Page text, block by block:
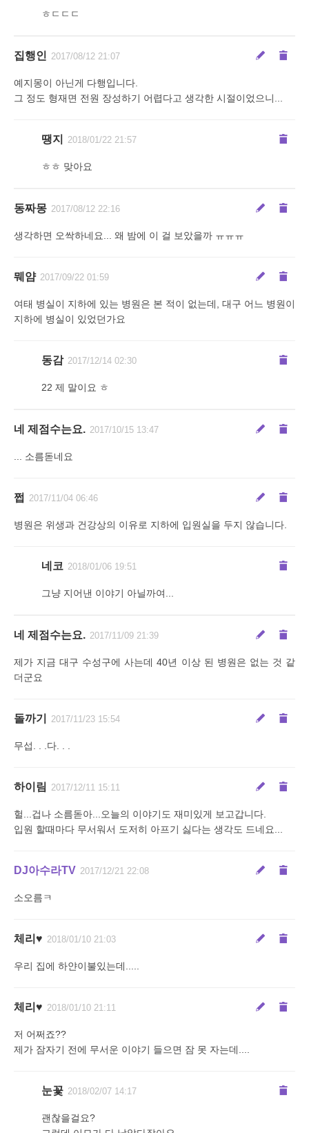
ㅎㄷㄷㄷ
집행인 2017/08/12 21:07
예지몽이 아닌게 다행입니다.
그 정도 형재면 전원 장성하기 어렵다고 생각한 시절이었으니...
땡지 2018/01/22 21:57
ㅎㅎ 맞아요
동짜몽 2017/08/12 22:16
생각하면 오싹하네요... 왜 밤에 이 걸 보았을까 ㅠㅠㅠ
뭬얌 2017/09/22 01:59
여태 병실이 지하에 있는 병원은 본 적이 없는데, 대구 어느 병원이
지하에 병실이 있었던가요
동감 2017/12/14 02:30
22 제 말이요 ㅎ
네 제점수는요. 2017/10/15 13:47
... 소름돋네요
쩝 2017/11/04 06:46
병원은 위생과 건강상의 이유로 지하에 입원실을 두지 않습니다.
네코 2018/01/06 19:51
그냥 지어낸 이야기 아닐까여...
네 제점수는요. 2017/11/09 21:39
제가 지금 대구 수성구에 사는데 40년 이상 된 병원은 없는 것 같
더군요
돌까기 2017/11/23 15:54
무섭. . .다. . .
하이림 2017/12/11 15:11
헐...겁나 소름돋아...오늘의 이야기도 재미있게 보고갑니다.
입원 할때마다 무서워서 도저히 아프기 싫다는 생각도 드네요...
DJ아수라TV 2017/12/21 22:08
소오름ㅋ
체리♥ 2018/01/10 21:03
우리 집에 하얀이불있는데.....
체리♥ 2018/01/10 21:11
저 어쩌죠??
제가 잠자기 전에 무서운 이야기 들으면 잠 못 자는데....
눈꽃 2018/02/07 14:17
괜찮을걸요?